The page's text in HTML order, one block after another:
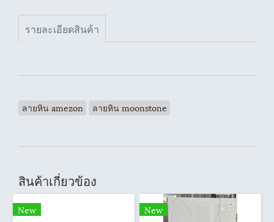
รายละเอียดสินค้า
ลายหิน amezon ลายหิน moonstone
สินค้าเกี่ยวข้อง
New New